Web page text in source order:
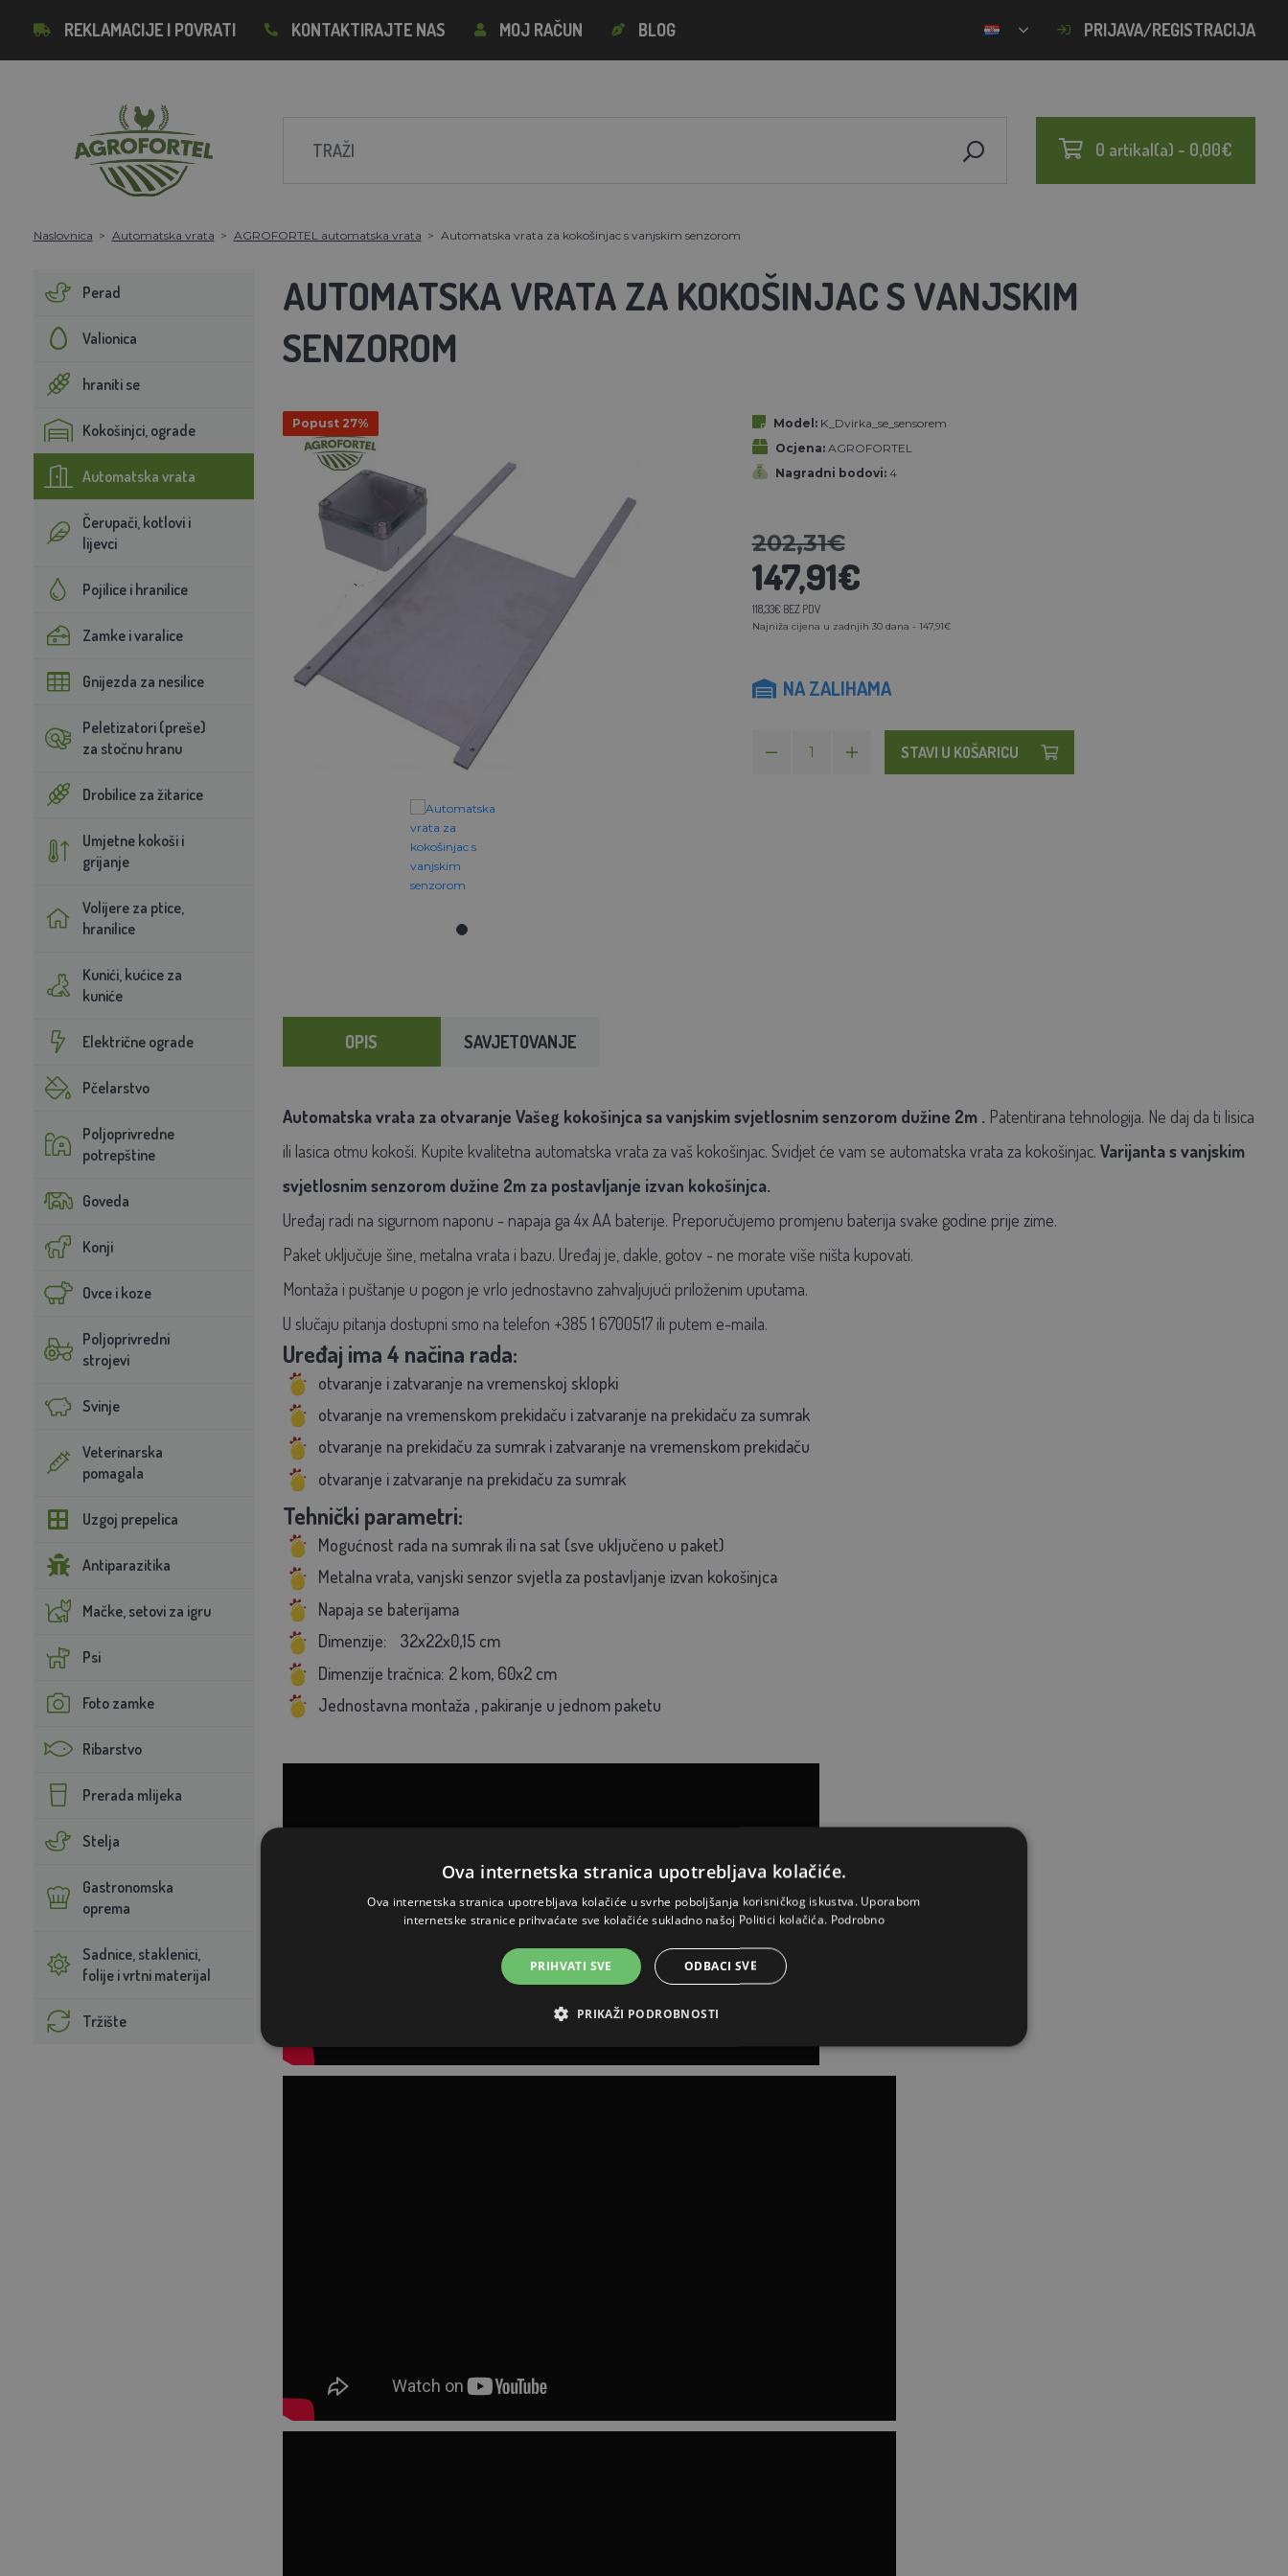
REKLAMACIJE I POVRATI KONTAKTIRAJTE NAS MOJ RAČUN BLOG PRIJAVA/REGISTRACIJA
0 artikal(a) - 0,00€
Naslovnica Automatska vrata AGROFORTEL automatska vrata Automatska vrata za kokošinjac s vanjskim senzorom
Perad
Valionica
hraniti se
Kokošinjci, ograde
Automatska vrata
Čerupači, kotlovi i
lijevci
Pojilice i hranilice
Zamke i varalice
Gnijezda za nesilice
Peletizatori (preše)
za stočnu hranu
Drobilice za žitarice
Umjetne kokoši i
grijanje
Volijere za ptice,
hranilice
Kunići, kućice za
kuniće
Električne ograde
Pčelarstvo
Poljoprivredne
potrepštine
Goveda
Konji
Ovce i koze
Poljoprivredni
strojevi
Svinje
Veterinarska
pomagala
Uzgoj prepelica
Antiparazitika
Mačke, setovi za igru
Psi
Foto zamke
Ribarstvo
Prerada mlijeka
Stelja
Gastronomska
oprema
Sadnice, staklenici,
folije i vrtni materijal
Tržište
AUTOMATSKA VRATA ZA KOKOŠINJAC S VANJSKIM
SENZOROM
Popust 27% Model: K_Dvirka_se_sensorem
Ocjena: AGROFORTEL
Nagradni bodovi: 4
202,31€
147,91€
118,33€ BEZ PDV
Najniža cijena u zadnjih 30 dana - 147,91€
NA ZALIHAMA
STAVI U KOŠARICU
OPIS SAVJETOVANJE
Automatska vrata za otvaranje Vašeg kokošinjca sa vanjskim svjetlosnim senzorom dužine 2m . Patentirana tehnologija. Ne daj da ti lisica
ili lasica otmu kokoši. Kupite kvalitetna automatska vrata za vaš kokošinjac. Svidjet će vam se automatska vrata za kokošinjac. Varijanta s vanjskim
svjetlosnim senzorom dužine 2m za postavljanje izvan kokošinjca.
Uređaj radi na sigurnom naponu - napaja ga 4x AA baterije. Preporučujemo promjenu baterija svake godine prije zime.
Paket uključuje šine, metalna vrata i bazu. Uređaj je, dakle, gotov - ne morate više ništa kupovati.
Montaža i puštanje u pogon je vrlo jednostavno zahvaljujući priloženim uputama.
U slučaju pitanja dostupni smo na telefon +385 1 6700517 ili putem e-maila.
Uređaj ima 4 načina rada:
otvaranje i zatvaranje na vremenskoj sklopki
otvaranje na vremenskom prekidaču i zatvaranje na prekidaču za sumrak
otvaranje na prekidaču za sumrak i zatvaranje na vremenskom prekidaču
otvaranje i zatvaranje na prekidaču za sumrak
Tehnički parametri:
Mogućnost rada na sumrak ili na sat (sve uključeno u paket)
Metalna vrata, vanjski senzor svjetla za postavljanje izvan kokošinjca
Napaja se baterijama
Dimenzije:
32x22x0,15 cm
Dimenzije tračnica: 2 kom, 60x2 cm
Jednostavna montaža , pakiranje u jednom paketu
Ova internetska stranica upotrebljava kolačiće.
Ova internetska stranica upotrebljava kolačiće u svrhe poboljšanja korisničkog iskustva. Uporabom
internetske stranice prihvaćate sve kolačiće sukladno našoj Politici kolačića. Podrobno
PRIHVATI SVE ODBACI SVE
PRIKAŽI PODROBNOSTI